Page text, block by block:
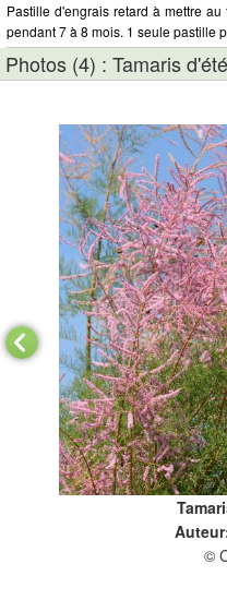
Pastille d'engrais retard à mettre
pendant 7 à 8 mois. 1 seule pastille
Photos (4) : Tamaris
©